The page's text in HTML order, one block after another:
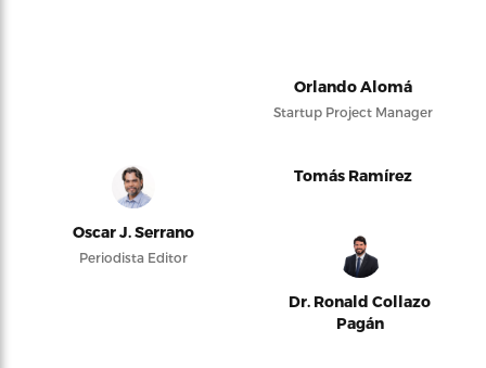
Orlando Alomá
Startup Project Manager
Oscar J. Serrano
Periodista Editor
Tomás Ramírez
Dr. Ronald Collazo
Pagán